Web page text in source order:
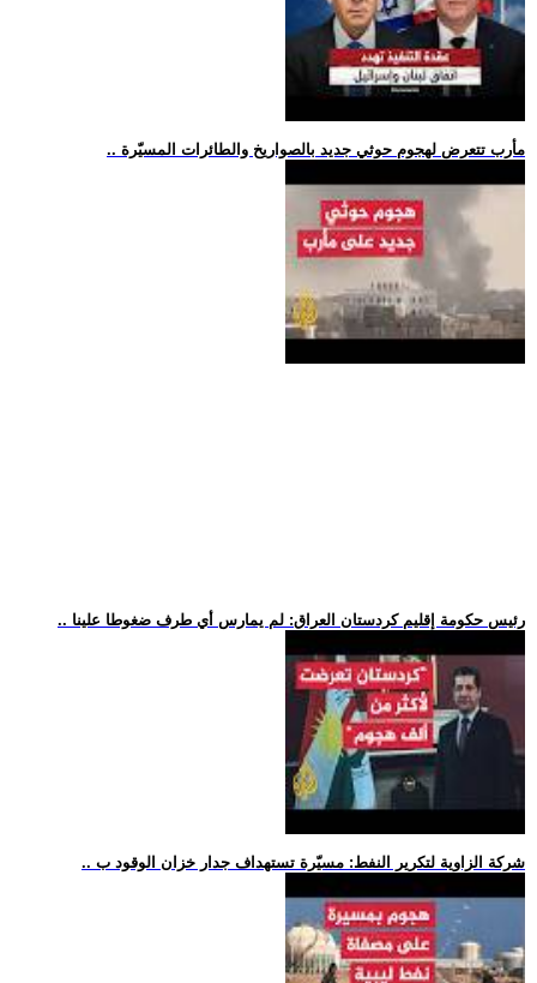
.. مأرب تتعرض لهجوم حوثي جديد بالصواريخ والطائرات المسيّرة
.. رئيس حكومة إقليم كردستان العراق: لم يمارس أي طرف ضغوطا علينا
.. شركة الزاوية لتكرير النفط: مسيّرة تستهداف جدار خزان الوقود ب